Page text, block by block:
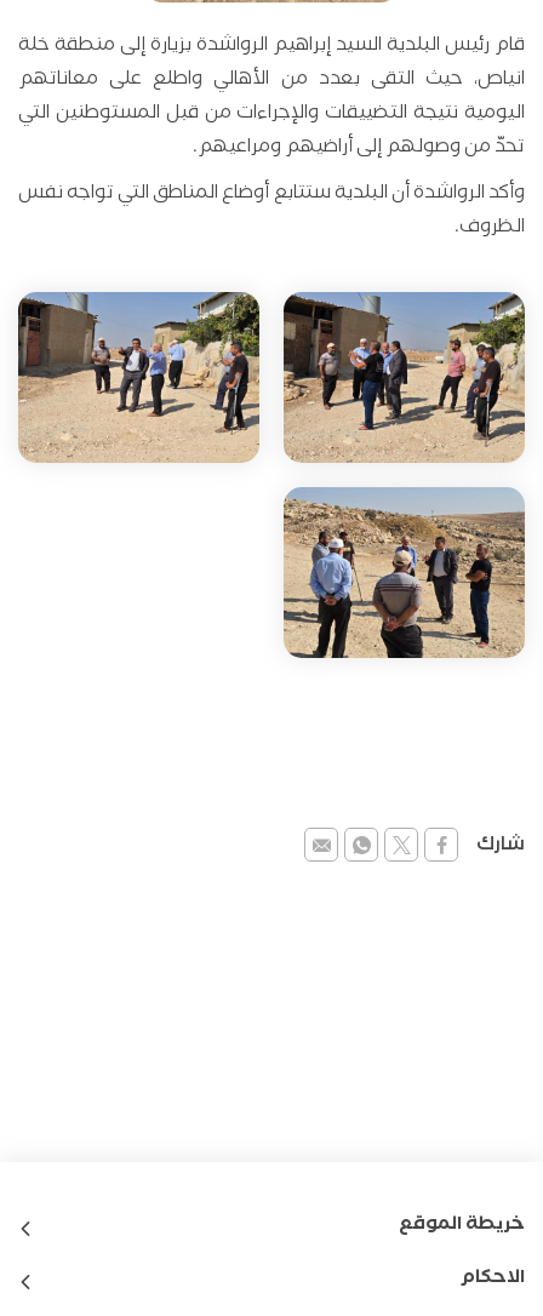
قام رئيس البلدية السيد إبراهيم الرواشدة بزيارة إلى منطقة خلة
انياص، حيث التقى بعدد من الأهالي واطلع على معاناتهم
اليومية نتيجة التضييقات والإجراءات من قبل المستوطنين التي
تحدّ من وصولهم إلى أراضيهم ومراعيهم.
وأكد الرواشدة أن البلدية ستتابع أوضاع المناطق التي تواجه نفس
الظروف.
شارك
خريطة الموقع
الاحكام